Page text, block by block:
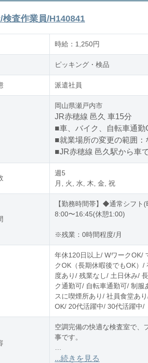
検査作業員/H140841
時給：1,250円
ピッキング・検品
派遣社員
岡山県瀬戸内市
JR赤穂線 邑久 車15分
■車、バイク、自転車通勤
■就業場所の変更の範囲：
■JR赤穂線 邑久駅から車
週5
月, 火, 水, 木, 金, 祝
【勤務時間帯】◆通常シフト(
8:00〜16:45(休憩1:00)
※残業：0時間程度/月
年休120日以上/ WワークOK/
クOK（長期休暇後でもOK）/
度あり/ 残業なし/ 土日休み/
ク通勤可/ 自転車通勤可/ 制服
スに喫煙所あり/ 社員食堂あ
OK/ 20代活躍中/ 30代活躍中/
空調完備の快適な検査室で、
事です。
【作業内容】
...続きを見る